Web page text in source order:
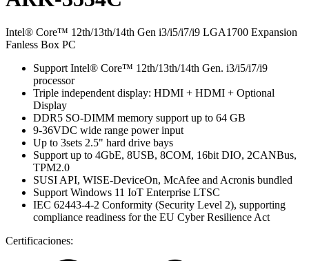
Intel® Core™ 12th/13th/14th Gen i3/i5/i7/i9 LGA1700 Expansion
Fanless Box PC
Support Intel® Core™ 12th/13th/14th Gen. i3/i5/i7/i9
processor
Triple independent display: HDMI + HDMI + Optional
Display
DDR5 SO-DIMM memory support up to 64 GB
9-36VDC wide range power input
Up to 3sets 2.5" hard drive bays
Support up to 4GbE, 8USB, 8COM, 16bit DIO, 2CANBus,
TPM2.0
SUSI API, WISE-DeviceOn, McAfee and Acronis bundled
Support Windows 11 IoT Enterprise LTSC
IEC 62443-4-2 Conformity (Security Level 2), supporting
compliance readiness for the EU Cyber Resilience Act
Certificaciones: